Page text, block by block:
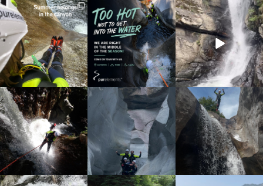
discover_purelements
Giu 30
23 3
discover_purelements
Giu 28
29 0
discover_purelements
Set 9
31 0
discover_purelements
Set 4
16 0
discover_purelements
Ago 25
38 0
discover_purelements
Ago 7
20 1
discover_purelements
discover_purelements
discover_purelements